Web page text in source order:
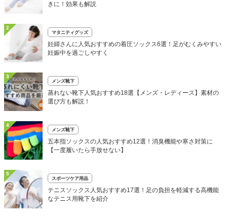
きに！効果も解説
2
マタニティグッズ
妊婦さんに人気おすすめの着圧ソックス6選！足がむくみやすい
妊娠中を過ごしやすく
3
メンズ靴下
蒸れない靴下人気おすすめ18選【メンズ・レディース】素材の
選び方も解説！
4
メンズ靴下
五本指ソックスの人気おすすめ12選！消臭機能や寒さ対策に
【一度履いたら手放せない】
5
スポーツケア用品
テニスソックス人気おすすめ17選！足の負担を軽減する高機能
なテニス用靴下を紹介